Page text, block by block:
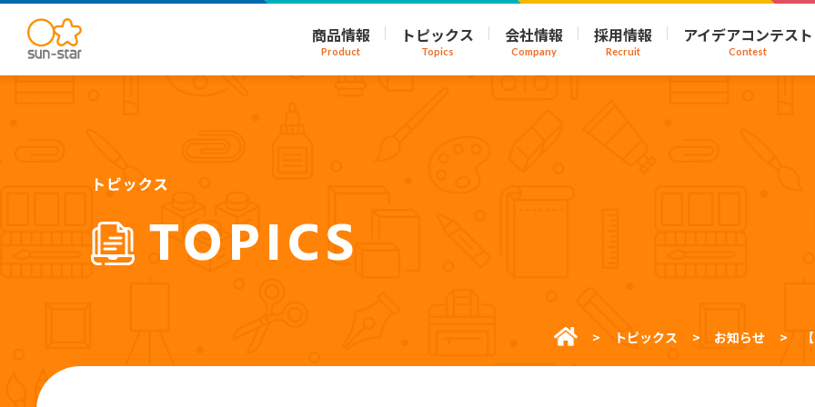
商品情報
Product
トピックス
Topics
会社情報
Company
採用情報
Recruit
アイデアコンテスト
Contest
トピックス お知らせ